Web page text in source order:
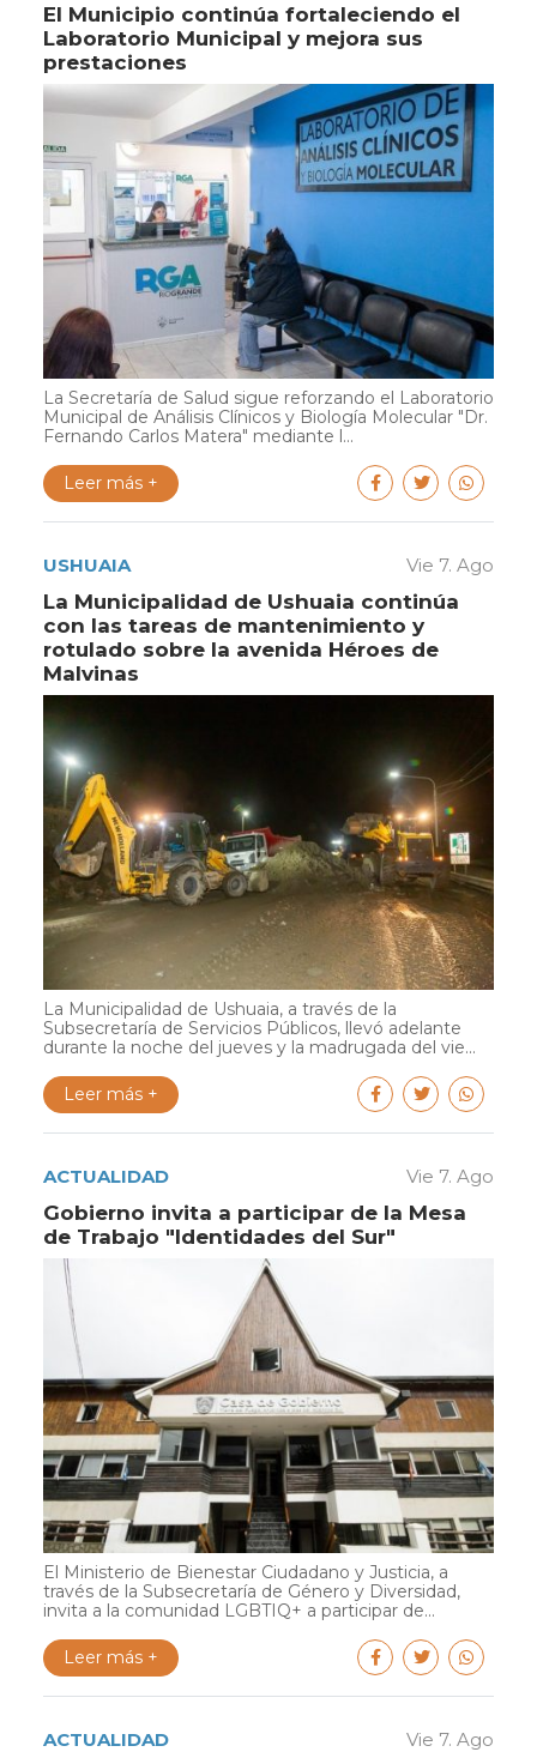
El Municipio continúa fortaleciendo el
Laboratorio Municipal y mejora sus
prestaciones
La Secretaría de Salud sigue reforzando el Laboratorio
Municipal de Análisis Clínicos y Biología Molecular "Dr.
Fernando Carlos Matera" mediante l...
Leer más +
USHUAIA Vie 7. Ago
La Municipalidad de Ushuaia continúa
con las tareas de mantenimiento y
rotulado sobre la avenida Héroes de
Malvinas
La Municipalidad de Ushuaia, a través de la
Subsecretaría de Servicios Públicos, llevó adelante
durante la noche del jueves y la madrugada del vie...
Leer más +
ACTUALIDAD Vie 7. Ago
Gobierno invita a participar de la Mesa
de Trabajo "Identidades del Sur"
El Ministerio de Bienestar Ciudadano y Justicia, a
través de la Subsecretaría de Género y Diversidad,
invita a la comunidad LGBTIQ+ a participar de...
Leer más +
ACTUALIDAD Vie 7. Ago